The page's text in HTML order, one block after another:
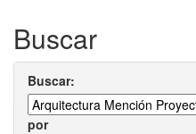
Buscar
Buscar:
por